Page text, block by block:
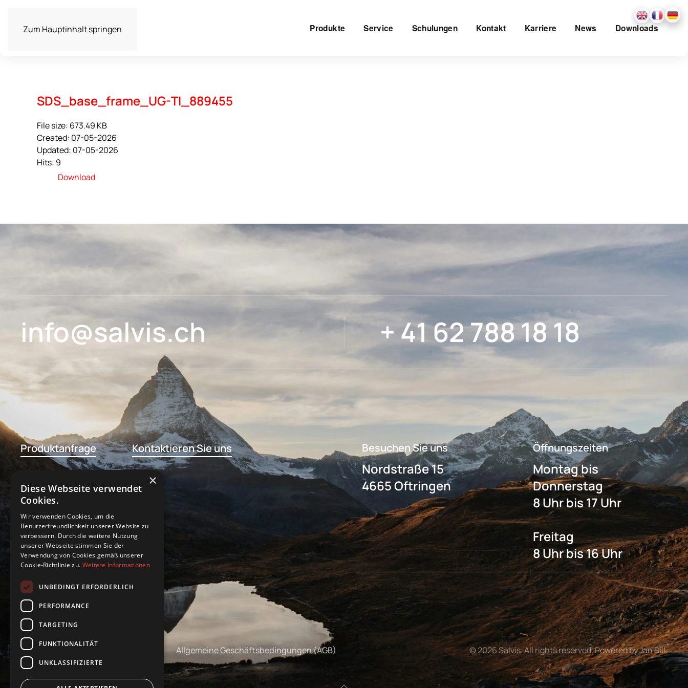
Zum Hauptinhalt springen Produkte Service Schulungen Kontakt Karriere News Downloads
SDS_base_frame_UG-TI_889455
File size: 673.49 KB
Created: 07-05-2026
Updated: 07-05-2026
Hits: 9
Download
info@salvis.ch + 41 62 788 18 18
Produktanfrage Kontaktieren Sie uns Besuchen Sie uns
Nordstraße 15
4665 Oftringen
Öffnungszeiten
Montag bis
Donnerstag
8 Uhr bis 17 Uhr
Freitag
8 Uhr bis 16 Uhr
Impressum Allgemeine Geschäftsbedingungen (AGB) ©2026Salvis. All rights reserved. Powered by Jan Bill.
×
Diese Webseite verwendet
Cookies.
Wir verwenden Cookies, um die
Benutzerfreundlichkeit unserer Website zu
verbessern. Durch die weitere Nutzung
unserer Webseite stimmen Sie der
Verwendung von Cookies gemäß unserer
Cookie-Richtlinie zu. Weitere Informationen
UNBEDINGT ERFORDERLICH
PERFORMANCE
TARGETING
FUNKTIONALITÄT
UNKLASSIFIZIERTE